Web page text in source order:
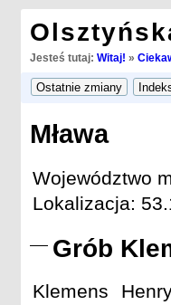
Jesteś tutaj: Witaj! »
Mława
Województwo
Lokalizacja:
Grób
Klemens